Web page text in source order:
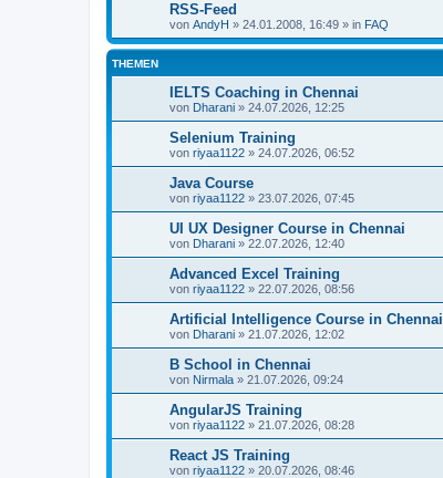
RSS-Feed
von AndyH » 24.01.2008, 16:49 » in FAQ
THEMEN
IELTS Coaching in Chennai
von Dharani » 24.07.2026, 12:25
Selenium Training
von riyaa1122 » 24.07.2026, 06:52
Java Course
von riyaa1122 » 23.07.2026, 07:45
UI UX Designer Course in Chennai
von Dharani » 22.07.2026, 12:40
Advanced Excel Training
von riyaa1122 » 22.07.2026, 08:56
Artificial Intelligence Course in Chennai
von Dharani » 21.07.2026, 12:02
B School in Chennai
von Nirmala » 21.07.2026, 09:24
AngularJS Training
von riyaa1122 » 21.07.2026, 08:28
React JS Training
von riyaa1122 » 20.07.2026, 08:46